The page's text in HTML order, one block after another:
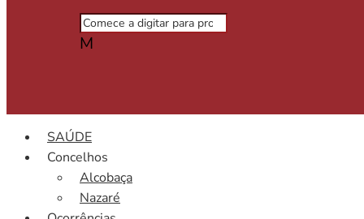
M
SAÚDE
Concelhos
Alcobaça
Nazaré